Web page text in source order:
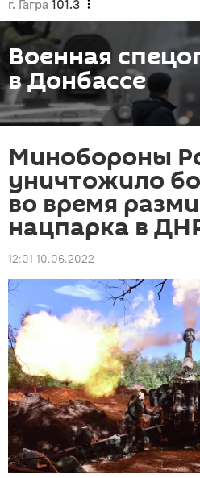
г. Гагра 101.3
Военная
в Донбассе
Минобороны
уничтожило
во время
нацпарка в
12:01 10.06.2022